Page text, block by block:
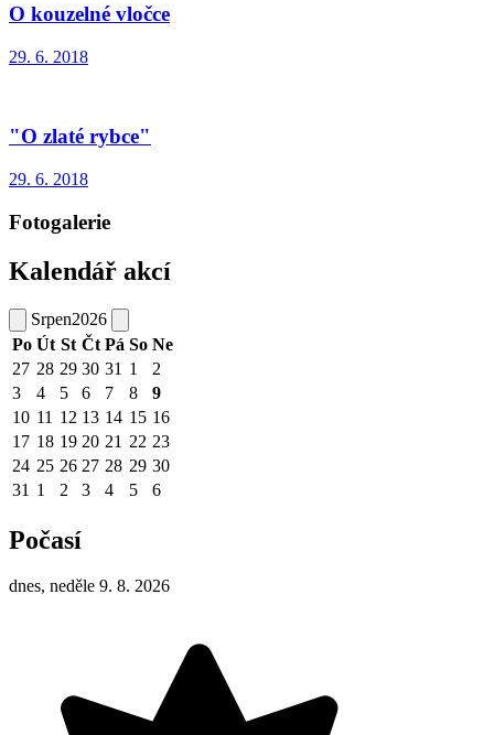
O kouzelné vločce
29. 6. 2018
"O zlaté rybce"
29. 6. 2018
Fotogalerie
Kalendář akcí
Srpen2026
Po Út St Čt Pá So Ne
27 28 29 30 31 1
2
3
4 5 6 7 8
9
10 11 12 13 14 15 16
17 18 19 20 21 22 23
24 25 26 27 28 29 30
31 1 2 3 4 5 6
Počasí
dnes, neděle 9. 8. 2026